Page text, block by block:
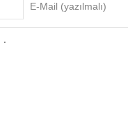
E-Mail (yazılmalı)